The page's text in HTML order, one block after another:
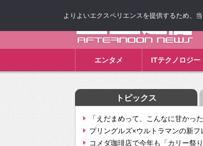
エンタメ ITテクノロジー
トピックス
「えだまめって、こんなに甘かっ
プリングルズ×ウルトラマンの新
コメダ珈琲店で今年も「カリー祭
よりよいエクスペリエンスを提供するため、